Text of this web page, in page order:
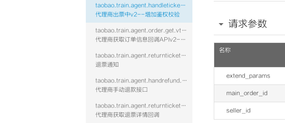
taobao.train.agent.handleticket.confirm.vtwo
代理商出票中v2--增加鉴权校验
taobao.train.agent.order.get.vtwo
代理商获取订单信息回调APIv2--增加鉴权校验
taobao.train.agent.returnticket.confirm.vtwo
退票通知
taobao.train.agent.handrefund.refundfee
代理商手动退款接口
taobao.train.agent.returnticketinfo.get.vtwo
代理商获取退票详情回调
请求参数
名称
extend_params
main_order_id
seller_id